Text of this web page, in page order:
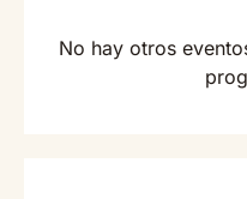
No hay otros